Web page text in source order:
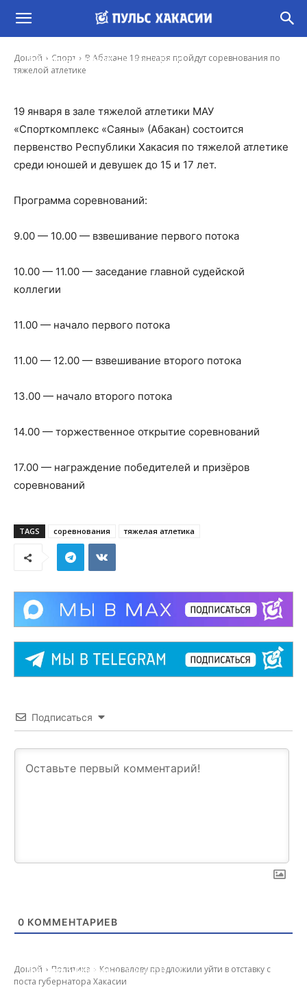
Домой Спорт
В Абакане 19 января пройдут соревнования по
тяжелой атлетике
В Абакане 19 января пройдут соревнования
по тяжелой атлетике
Владимир Данилов - 18 Янв, 2019 8:01
19 января в зале тяжелой атлетики МАУ
«Спорткомплекс «Саяны» (Абакан) состоится
первенство Республики Хакасия по тяжелой атлетике
среди юношей и девушек до 15 и 17 лет.
Программа соревнований:
9.00 — 10.00 — взвешивание первого потока
10.00 — 11.00 — заседание главной судейской
коллегии
11.00 — начало первого потока
11.00 — 12.00 — взвешивание второго потока
13.00 — начало второго потока
14.00 — торжественное открытие соревнований
17.00 — награждение победителей и призёров
соревнований
TAGS соревнования тяжелая атлетика
Подписаться
0 КОММЕНТАРИЕВ